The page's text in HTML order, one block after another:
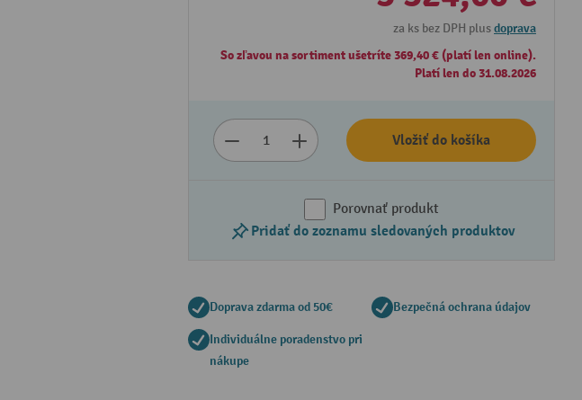
za ks bez DPH plusdoprava
So zľavou na sortiment ušetríte 369,40 € (platí len online).
Platí len do 31.08.2026
Vložiť do košíka
Porovnať produkt
Pridať do zoznamu sledovaných produktov
Doprava zdarma od 50€ Bezpečná ochrana údajov
Individuálne poradenstvo pri
nákupe